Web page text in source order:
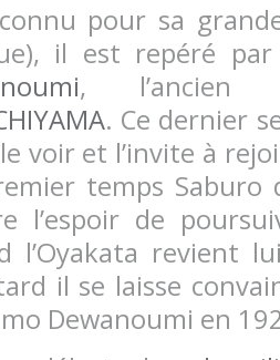
pour sa
il est repéré
,
. Ce dernier
voir et l’invite à
temps Saburo
l’espoir de
l’Oyakata revient
il se laisse
Dewanoumi en